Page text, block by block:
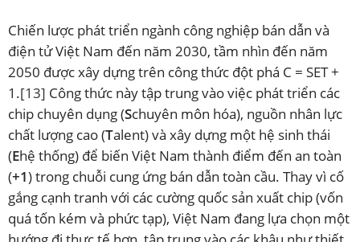
Chiến lược phát triển ngành công nghiệp bán dẫn và
điện tử Việt Nam đến năm 2030, tầm nhìn đến năm
2050 được xây dựng trên công thức đột phá C = SET +
1.[13] Công thức này tập trung vào việc phát triển các
chip chuyên dụng (Schuyên môn hóa), nguồn nhân lực
chất lượng cao (Talent) và xây dựng một hệ sinh thái
(Ehệ thống) để biến Việt Nam thành điểm đến an toàn
(+1) trong chuỗi cung ứng bán dẫn toàn cầu. Thay vì cố
gắng cạnh tranh với các cường quốc sản xuất chip (vốn
quá tốn kém và phức tạp), Việt Nam đang lựa chọn một